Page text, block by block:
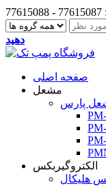
دهید
صفحه اصلی
مشعل
پارس
الکتروگیربکس